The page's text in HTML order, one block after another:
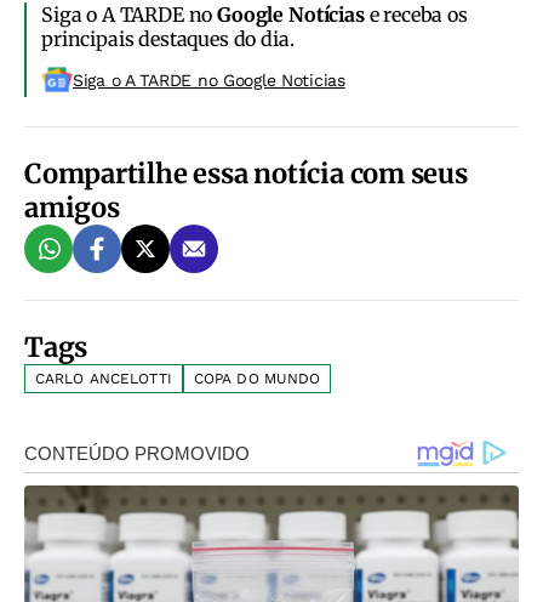
Siga o A TARDE noGoogle Notíciase receba os
principais destaques do dia.
Siga o A TARDE no Google Noticias
Compartilhe essa notícia com seus
amigos
Tags
CARLO ANCELOTTI COPA DO MUNDO